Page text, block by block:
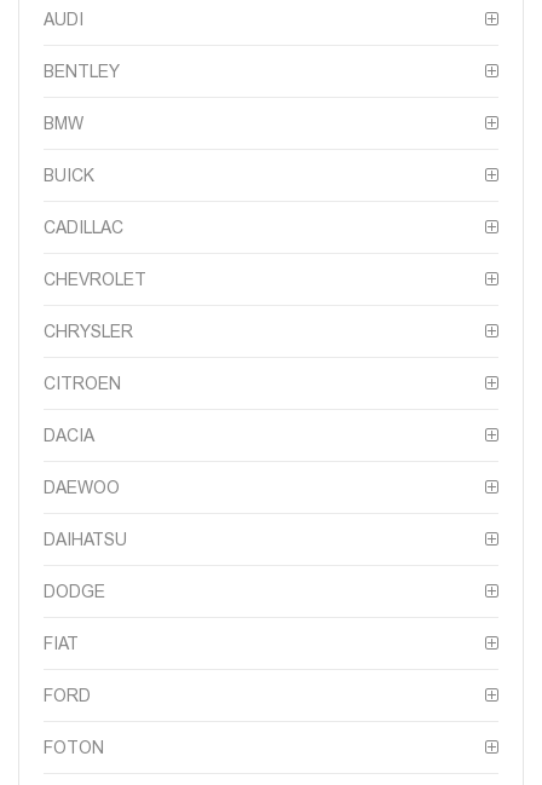
AUDI
BENTLEY
BMW
BUICK
CADILLAC
CHEVROLET
CHRYSLER
CITROEN
DACIA
DAEWOO
DAIHATSU
DODGE
FIAT
FORD
FOTON